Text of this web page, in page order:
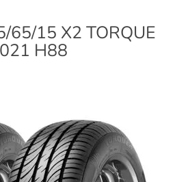
65/15 X2 TORQUE
H88